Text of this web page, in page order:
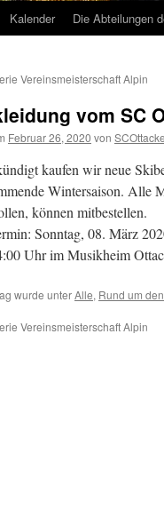
Kalender Die Abteilungen
Vereinsmeisterschaft Alpin
vom SC
Februar 26, 2020 von
kaufen wir neue
Wintersaison. Alle
können mitbestellen.
Sonntag, 08. März
Uhr im Musikheim
wurde unterAlle, Rund um
Vereinsmeisterschaft Alpin